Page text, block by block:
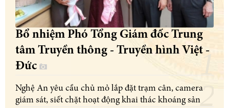
Bổ nhiệm Phó Tổng Giám đốc Trung
tâm Truyền thông - Truyền hình Việt -
Đức
Nghệ An yêu cầu chủ mỏ lắp đặt trạm cân, camera
giám sát, siết chặt hoạt động khai thác khoáng sản